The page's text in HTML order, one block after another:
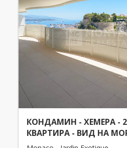
КОНДАМИН - ХЕМЕРА -
КВАРТИРА - ВИД НА